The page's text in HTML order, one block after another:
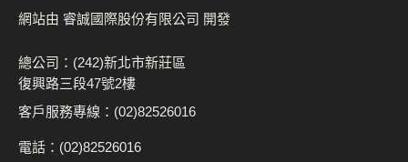
網站由 睿誠國際股份有限公司 開發
總公司：(242)新北市新莊區
復興路三段47號2樓
客戶服務專線：(02)82526016
電話：(02)82526016